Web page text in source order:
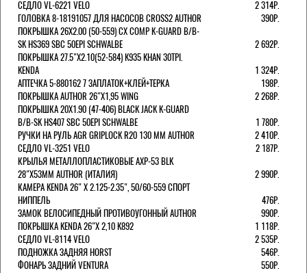
СЕДЛО VL-6221 VELO
2 314Р.
ГОЛОВКА 8-18191057 ДЛЯ НАСОСОВ CROSS2 AUTHOR
390Р.
ПОКРЫШКА 26X2.00 (50-559) CX COMP K-GUARD B/B-
SK HS369 SBC 50EPI SCHWALBE
2 692Р.
ПОКРЫШКА 27.5"Х2.10(52-584) K935 KHAN 30TPI.
KENDA
1 324Р.
АПТЕЧКА 5-880162 7 ЗАПЛАТОК+КЛЕЙ+ТЕРКА
198Р.
ПОКРЫШКА AUTHOR 26"Х1,95 WING
2 268Р.
ПОКРЫШКА 20X1.90 (47-406) BLACK JACK K-GUARD
B/B-SK HS407 SBC 50EPI SCHWALBE
1 780Р.
РУЧКИ НА РУЛЬ AGR GRIPLOCK R20 130 ММ AUTHOR
2 410Р.
СЕДЛО VL-3251 VELO
2 187Р.
КРЫЛЬЯ МЕТАЛЛОПЛАСТИКОВЫЕ AXP-53 BLK
28"Х53ММ AUTHOR (ИТАЛИЯ)
2 990Р.
КАМЕРА KENDA 26" Х 2.125-2.35", 50/60-559 СПОРТ
НИППЕЛЬ
476Р.
ЗАМОК ВЕЛОСИПЕДНЫЙ ПРОТИВОУГОННЫЙ AUTHOR
990Р.
ПОКРЫШКА KENDA 26"Х 2,10 K892
1 118Р.
СЕДЛО VL-8114 VELO
2 535Р.
ПОДНОЖКА ЗАДНЯЯ HORST
546Р.
ФОНАРЬ ЗАДНИЙ VENTURA
550Р.